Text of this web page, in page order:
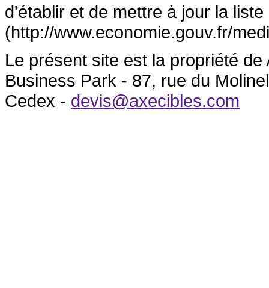
d'établir et de mettre à jour la
(http://www.economie.gouv.fr/
Le présent site est la propriété
Business Park - 87, rue du
Cedex - devis@axecibles.com